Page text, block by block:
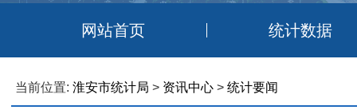
网站首页 统计数据
当前位置: 淮安市统计局 > 资讯中心 > 统计要闻